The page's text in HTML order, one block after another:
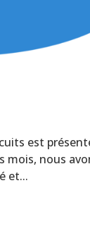
est
nous
et...